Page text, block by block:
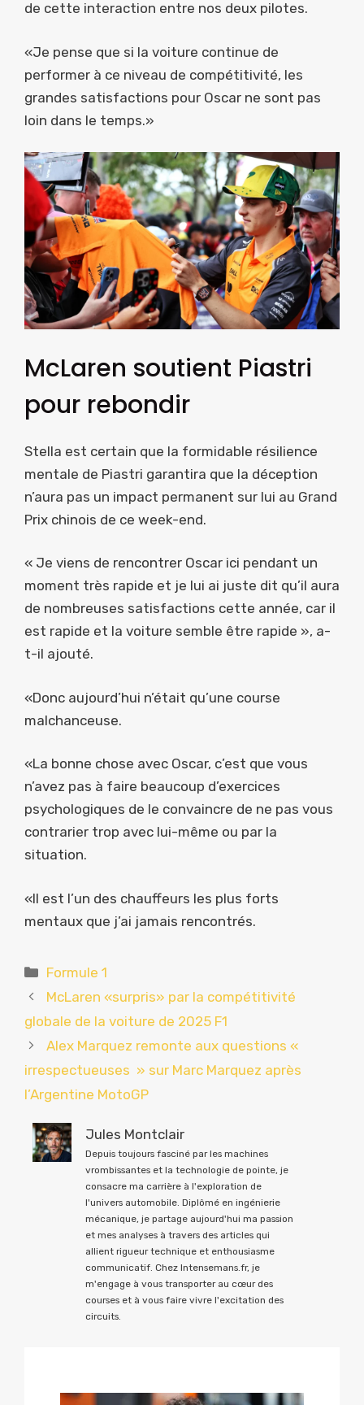
de cette interaction entre nos deux pilotes.
«Je pense que si la voiture continue de
performer à ce niveau de compétitivité, les
grandes satisfactions pour Oscar ne sont pas
loin dans le temps.»
McLaren soutient Piastri
pour rebondir
Stella est certain que la formidable résilience
mentale de Piastri garantira que la déception
n’aura pas un impact permanent sur lui au Grand
Prix chinois de ce week-end.
« Je viens de rencontrer Oscar ici pendant un
moment très rapide et je lui ai juste dit qu’il aura
de nombreuses satisfactions cette année, car il
est rapide et la voiture semble être rapide », a-
t-il ajouté.
«Donc aujourd’hui n’était qu’une course
malchanceuse.
«La bonne chose avec Oscar, c’est que vous
n’avez pas à faire beaucoup d’exercices
psychologiques de le convaincre de ne pas vous
contrarier trop avec lui-même ou par la
situation.
«Il est l’un des chauffeurs les plus forts
mentaux que j’ai jamais rencontrés.
Catégories
Formule 1
McLaren «surpris» par la compétitivité
globale de la voiture de 2025 F1
Alex Marquez remonte aux questions «
irrespectueuses » sur Marc Marquez après
l’Argentine MotoGP
Jules Montclair
Depuis toujours fasciné par les machines
vrombissantes et la technologie de pointe, je
consacre ma carrière à l'exploration de
l'univers automobile. Diplômé en ingénierie
mécanique, je partage aujourd'hui ma passion
et mes analyses à travers des articles qui
allient rigueur technique et enthousiasme
communicatif. Chez Intensemans.fr, je
m'engage à vous transporter au cœur des
courses et à vous faire vivre l'excitation des
circuits.